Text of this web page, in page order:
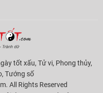
tốt xấu, Tử vi, Phong thủy,
Tướng số
All Rights Reserved